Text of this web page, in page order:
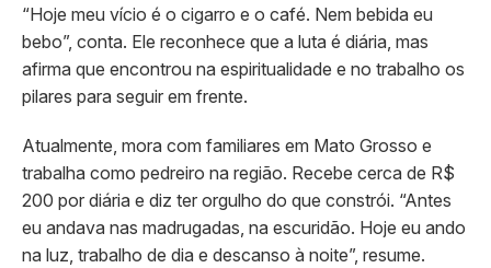
“Hoje meu vício é o cigarro e o café. Nem bebida eu
bebo”, conta. Ele reconhece que a luta é diária, mas
afirma que encontrou na espiritualidade e no trabalho os
pilares para seguir em frente.
Atualmente, mora com familiares em Mato Grosso e
trabalha como pedreiro na região. Recebe cerca de R$
200 por diária e diz ter orgulho do que constrói. “Antes
eu andava nas madrugadas, na escuridão. Hoje eu ando
na luz, trabalho de dia e descanso à noite”, resume.